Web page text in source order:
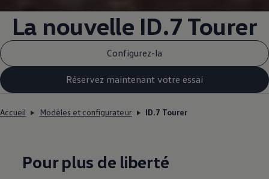
La nouvelle ID.7 Tourer
Configurez-la
Réservez maintenant votre essai
Accueil Modèles et configurateur ID.7 Tourer
Pour plus de liberté